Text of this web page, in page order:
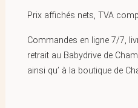
Prix affichés nets, TVA
Commandes en ligne 7/7,
retrait au Babydrive de
ainsi qu’ à la boutique de